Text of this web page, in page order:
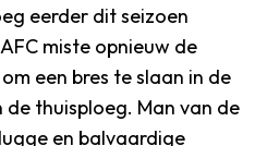
eerder dit seizoen
miste opnieuw de
een bres te slaan in de
thuisploeg. Man van de
en balvaardige